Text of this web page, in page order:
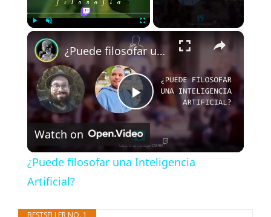
×
P
l
¿Puede filosofar una Inteligencia Artificial?
Watch on
¿Puede filosofar una Inteligencia
Artificial?